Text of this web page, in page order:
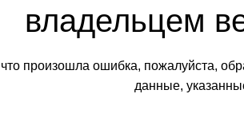
владельцем
что произошла ошибка, пожалуйста,
данные,